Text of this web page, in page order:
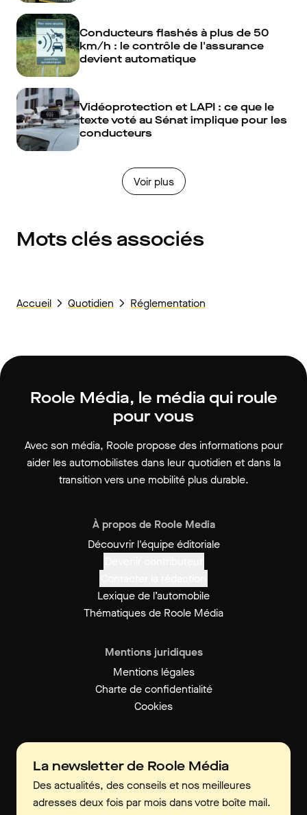
Conducteurs flashés à plus de 50
km/h : le contrôle de l'assurance
devient automatique
Vidéoprotection et LAPI : ce que le
texte voté au Sénat implique pour les
conducteurs
Voir plus
Mots clés associés
Accueil Quotidien Réglementation
Roole Média, le média qui roule
pour vous
Avec son média, Roole propose des informations pour
aider les automobilistes dans leur quotidien et dans la
transition vers une mobilité plus durable.
À propos de Roole Media
Découvrir l'équipe éditoriale
Lexique de l’automobile
Thématiques de Roole Média
Mentions juridiques
Mentions légales
Charte de confidentialité
Cookies
La newsletter de Roole Média
Des actualités, des conseils et nos meilleures
adresses deux fois par mois dans votre boîte mail.